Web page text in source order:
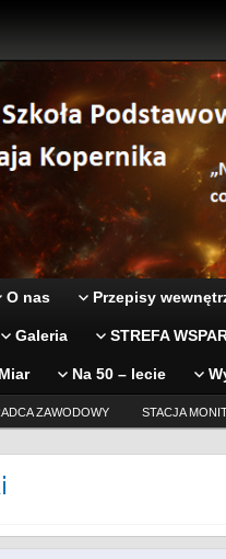
O nas Przepisy
Galeria STREFA
Na 50 – lecie
ZAWODOWY STACJA